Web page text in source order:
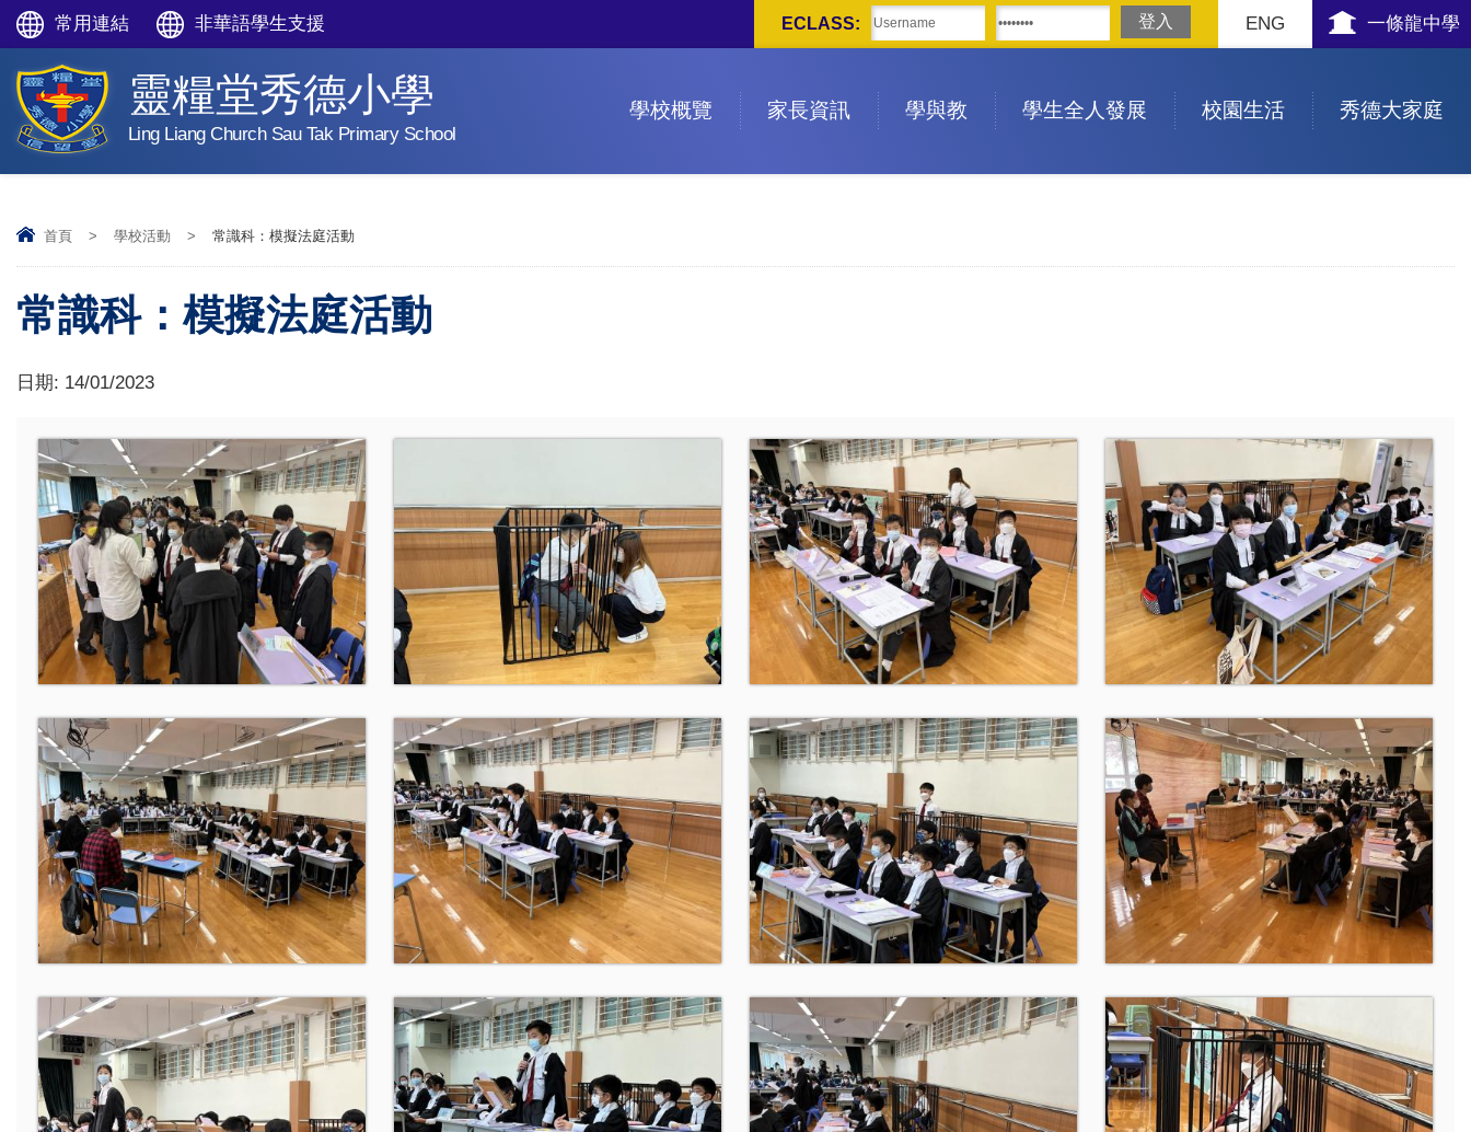
常用連結 非華語學生支援 一條龍中學
ENG
ECLASS:
靈糧堂秀德小學
Ling Liang Church Sau Tak Primary School
學校概覽 家長資訊 學與教 學生全人發展 校園生活 秀德大家庭
首頁 > 學校活動 > 常識科：模擬法庭活動
常識科：模擬法庭活動
日期: 14/01/2023